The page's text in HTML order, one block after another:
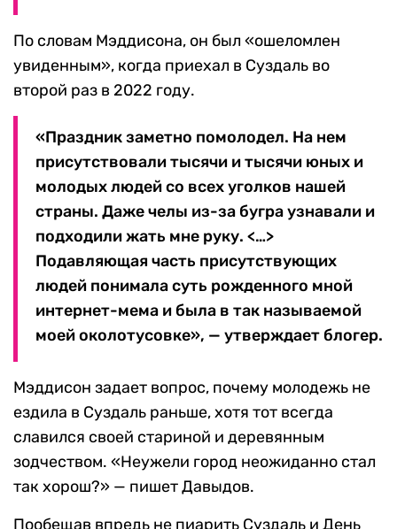
По словам Мэддисона, он был «ошеломлен
увиденным», когда приехал в Суздаль во
второй раз в 2022 году.
«Праздник заметно помолодел. На нем
присутствовали тысячи и тысячи юных и
молодых людей со всех уголков нашей
страны. Даже челы из-за бугра узнавали и
подходили жать мне руку. <…>
Подавляющая часть присутствующих
людей понимала суть рожденного мной
интернет-мема и была в так называемой
моей околотусовке», — утверждает блогер.
Мэддисон задает вопрос, почему молодежь не
ездила в Суздаль раньше, хотя тот всегда
славился своей стариной и деревянным
зодчеством. «Неужели город неожиданно стал
так хорош?» — пишет Давыдов.
Пообещав впредь не пиарить Суздаль и День